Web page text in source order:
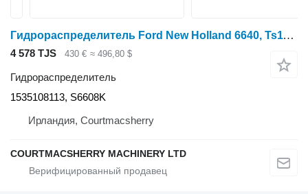
Гидрораспределитель Ford New Holland 6640, Ts110 40, Ts Trailer Brake Valve Distributor 8 1535108113 для трактора колесного
4 578 TJS 430 € ≈ 496,80 $
Гидрораспределитель
1535108113, S6608K
Ирландия, Courtmacsherry
COURTMACSHERRY MACHINERY LTD